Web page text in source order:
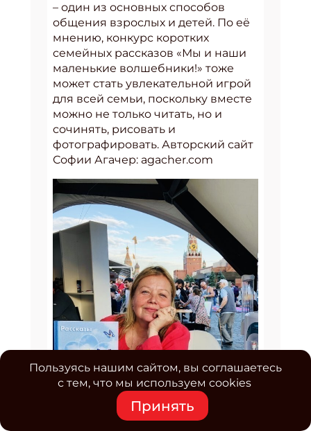
– один из основных способов
общения взрослых и детей. По её
мнению, конкурс коротких
семейных рассказов «Мы и наши
маленькие волшебники!» тоже
может стать увлекательной игрой
для всей семьи, поскольку вместе
можно не только читать, но и
сочинять, рисовать и
фотографировать. Авторский сайт
Софии Агачер: agacher.com
Пользуясь нашим сайтом, вы соглашаетесь
с тем, что мы используем cookies
Принять